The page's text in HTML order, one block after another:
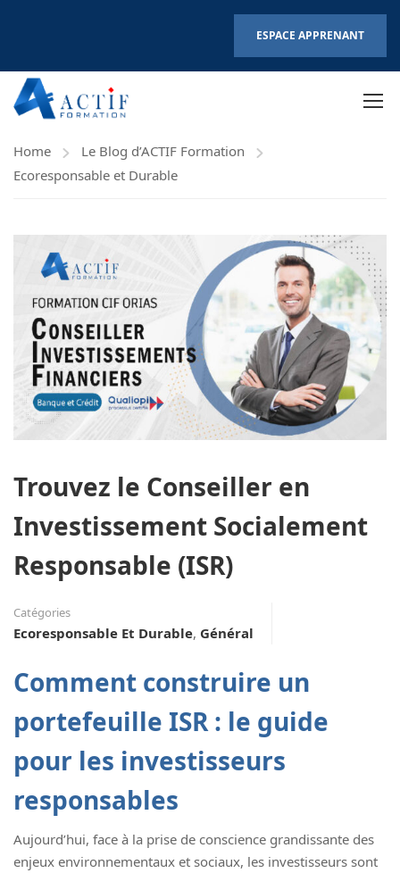
ESPACE APPRENANT
Home
Le Blog d’ACTIF Formation
Ecoresponsable et Durable
Trouvez le Conseiller en
Investissement Socialement
Responsable (ISR)
Catégories
Ecoresponsable Et Durable, Général
Comment construire un
portefeuille ISR : le guide
pour les investisseurs
responsables
Aujourd’hui, face à la prise de conscience grandissante des
enjeux environnementaux et sociaux, les investisseurs sont